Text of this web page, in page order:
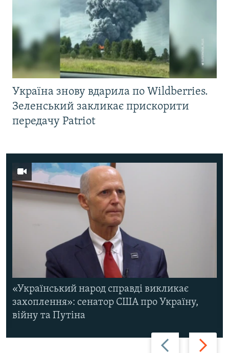
Україна знову вдарила по Wildberries.
Зеленський закликає прискорити
передачу Patriot
Назад Вперед
«Український народ справді викликає
захоплення»: сенатор США про Україну,
війну та Путіна